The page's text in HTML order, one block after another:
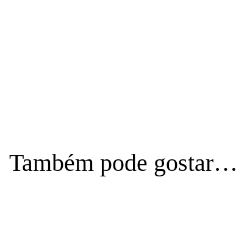
Também pode gostar…